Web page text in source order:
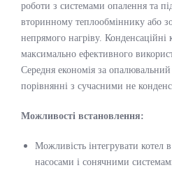
роботи з системами опалення та
вторинному теплообміннику або
непрямого нагріву. Конденсаційні
максимально ефективного
Середня економія за
порівнянні з сучасними не
Можливості встановлення:
Можливість інтегрувати котел
насосами і сонячними